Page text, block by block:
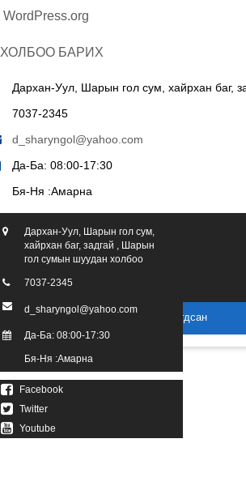
WordPress.org
ХОЛБОО БАРИХ
Дархан-Уул, Шарын гол сум, хайрхан баг,
7037-2345
d_sharyngol@yahoo.com
Да-Ба: 08:00-17:30
Бя-Ня :Амарна
Дархан-Уул, Шарын гол сум,
хайрхан баг, задгай , Шарын
гол сумын шуудан холбоо
7037-2345
d_sharyngol@yahoo.com
Да-Ба: 08:00-17:30
Бя-Ня :Амарна
Facebook
Twitter
Youtube
2016 он. Бүх эрх хуулиар хамгаалагдсан